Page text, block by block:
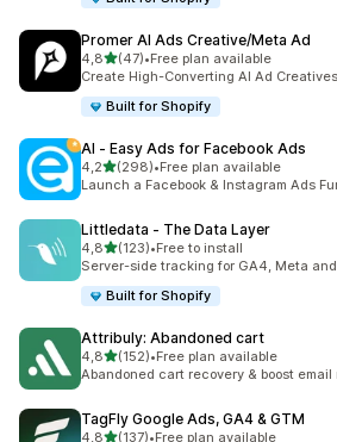
Promer AI Ads Creative/Meta Ad
4,8/ 5 tähteä
(47)
47 arvostelua yhteensä
•Free plan available
Create High-Converting AI Ad
Built for Shopify
AI ‑ Easy Ads for Facebook Ads
4,2/ 5 tähteä
(298)
298 arvostelua yhteensä
•Free plan available
Launch a Facebook & Instagram Ads
Littledata ‑ The Data Layer
4,8/ 5 tähteä
(123)
123 arvostelua yhteensä
•Free to install
Server-side tracking for GA4, Meta
Built for Shopify
Attribuly: Abandoned cart
4,8/ 5 tähteä
(152)
152 arvostelua yhteensä
•Free plan available
Abandoned cart recovery & boost
TagFly Google Ads, GA4 & GTM
4,8/ 5 tähteä
(137)•Free plan available